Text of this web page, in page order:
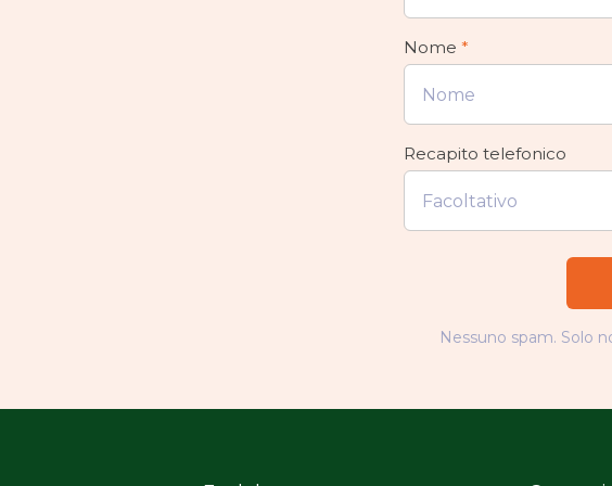
Nome *
Recapito telefonico
Nessuno spam. Solo